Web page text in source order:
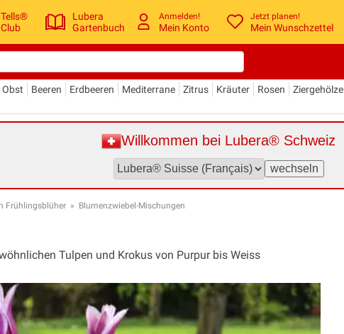
Tells®
Club
Lubera
Gartenbuch
Anmelden!
Mein Konto
Jetzt planen!
Mein Wunschzettel
Obst Beeren Erdbeeren Mediterrane Zitrus Kräuter Rosen Ziergehölze
Willkommen bei Lubera® Schweiz
Frühlingsblüher » Blumenzwiebel-Mischungen
Tulpen und Krokus von Purpur bis Weiss